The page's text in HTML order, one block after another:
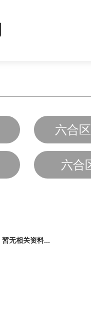
六合
六合
暂无相关资料...